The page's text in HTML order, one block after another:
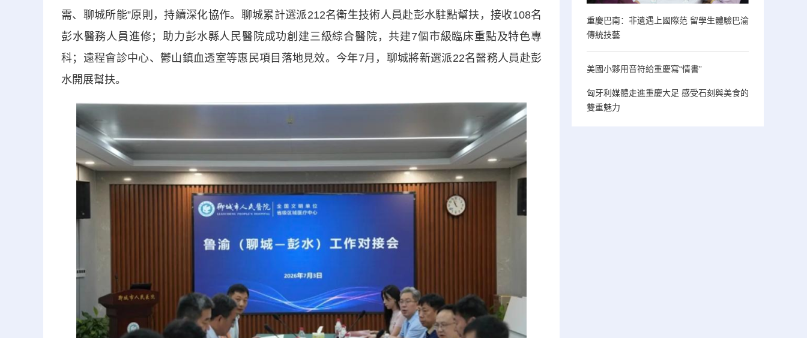
需、聊城所能”原則，持續深化協作。聊城累計選派212名衛生技術人員赴彭水駐點幫扶，接收108名
彭水醫務人員進修；助力彭水縣人民醫院成功創建三級綜合醫院，共建7個市級臨床重點及特色專
科；遠程會診中心、鬱山鎮血透室等惠民項目落地見效。今年7月，聊城將新選派22名醫務人員赴彭
水開展幫扶。
重慶巴南：非遺遇上國際范 留學生體驗巴渝
傳統技藝
美國小夥用音符給重慶寫“情書”
匈牙利媒體走進重慶大足 感受石刻與美食的
雙重魅力